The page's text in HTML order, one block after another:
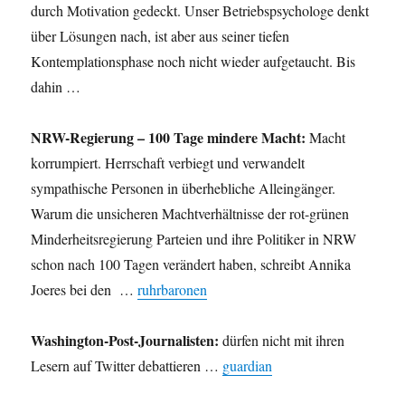
durch Motivation gedeckt. Unser Betriebspsychologe denkt
über Lösungen nach, ist aber aus seiner tiefen
Kontemplationsphase noch nicht wieder aufgetaucht. Bis
dahin …
NRW-Regierung – 100 Tage mindere Macht: Macht
korrumpiert. Herrschaft verbiegt und verwandelt
sympathische Personen in überhebliche Alleingänger.
Warum die unsicheren Machtverhältnisse der rot-grünen
Minderheitsregierung Parteien und ihre Politiker in NRW
schon nach 100 Tagen verändert haben, schreibt Annika
Joeres bei den …ruhrbaronen
Washington-Post-Journalisten: dürfen nicht mit ihren
Lesern auf Twitter debattieren … guardian